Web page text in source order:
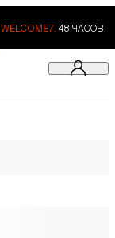
WELCOME7. 48 ЧАСОВ